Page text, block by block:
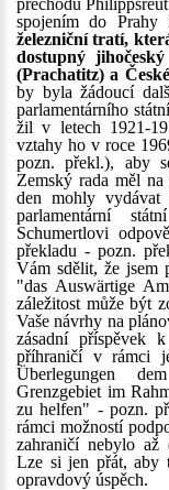
přechodu
spojením do
železniční tratí,
dostupný
(Prachatitz) a
by byla žádoucí
parlamentárního
žil v letech 1921-
vztahy ho v roce
pozn. překl.), aby
Zemský rada měl
den mohly vydávat
parlamentární
Schumertlovi
překladu - pozn.
Vám sdělit, že jsem
"das Auswärtige
záležitost může být
Vaše návrhy na
zásadní příspěvek
příhraničí v rámci
Überlegungen
Grenzgebiet im
zu helfen" - pozn.
rámci možností
zahraničí nebylo až
Lze si jen přát, aby
opravdový úspěch.